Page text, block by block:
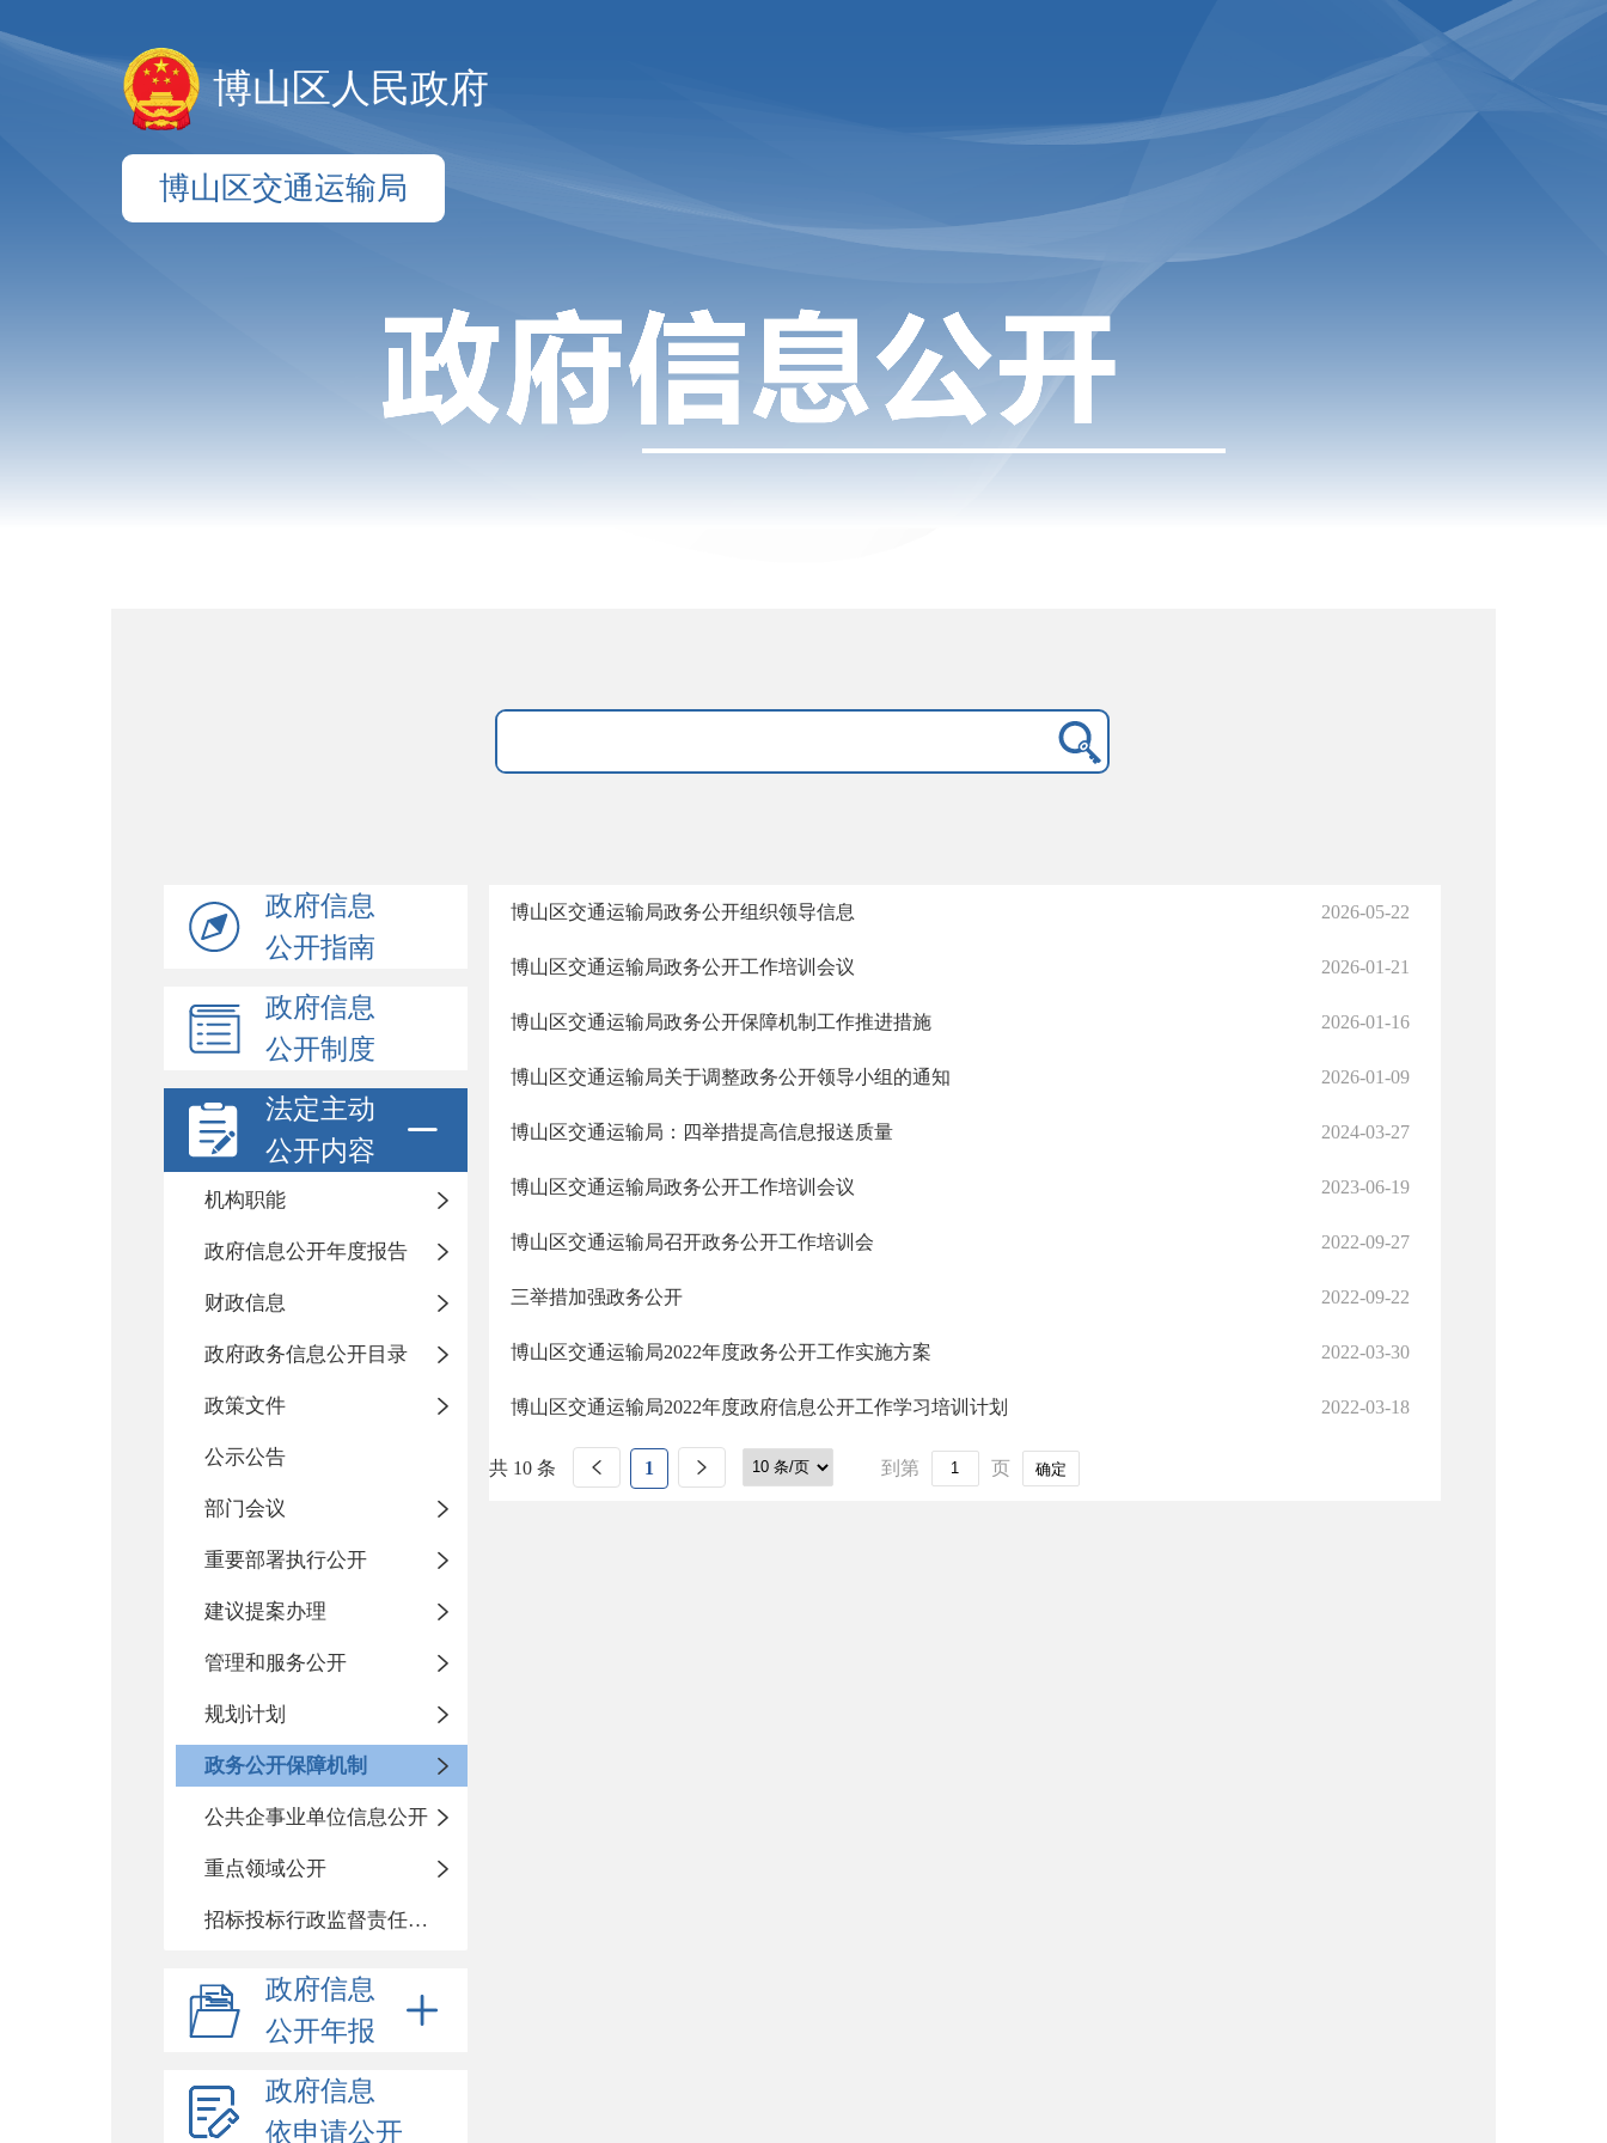
博山区人民政府
博山区交通运输局
政府信息
公开指南
政府信息
公开制度
法定主动
公开内容
机构职能
政府信息公开年度报告
财政信息
政府政务信息公开目录
政策文件
公示公告
部门会议
重要部署执行公开
建议提案办理
管理和服务公开
规划计划
政务公开保障机制
公共企事业单位信息公开
重点领域公开
招标投标行政监督责任清单
政府信息
公开年报
政府信息
依申请公开
博山区交通运输局政务公开组织领导信息 2026-05-22
博山区交通运输局政务公开工作培训会议 2026-01-21
博山区交通运输局政务公开保障机制工作推进措施 2026-01-16
博山区交通运输局关于调整政务公开领导小组的通知 2026-01-09
博山区交通运输局：四举措提高信息报送质量 2024-03-27
博山区交通运输局政务公开工作培训会议 2023-06-19
博山区交通运输局召开政务公开工作培训会 2022-09-27
三举措加强政务公开 2022-09-22
博山区交通运输局2022年度政务公开工作实施方案 2022-03-30
博山区交通运输局2022年度政府信息公开工作学习培训计划 2022-03-18
共 10 条 1 到第 页 确定